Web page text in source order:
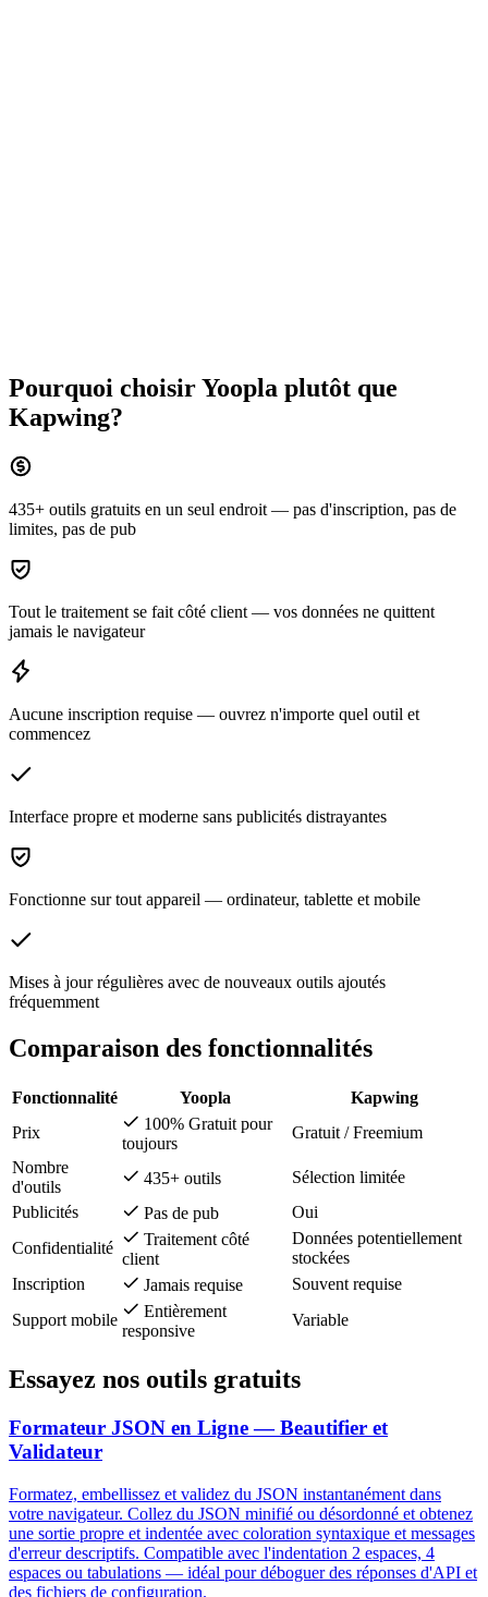
Pourquoi choisir Yoopla plutôt que
Kapwing?
435+ outils gratuits en un seul endroit — pas d'inscription, pas de
limites, pas de pub
Tout le traitement se fait côté client — vos données ne quittent
jamais le navigateur
Aucune inscription requise — ouvrez n'importe quel outil et
commencez
Interface propre et moderne sans publicités distrayantes
Fonctionne sur tout appareil — ordinateur, tablette et mobile
Mises à jour régulières avec de nouveaux outils ajoutés
fréquemment
Comparaison des fonctionnalités
Fonctionnalité Yoopla
Kapwing
Prix
100% Gratuit pour
toujours
Gratuit / Freemium
Nombre
d'outils
435+ outils
Sélection limitée
Publicités
Pas de pub
Oui
Confidentialité
Traitement côté
client
Données potentiellement
stockées
Inscription
Jamais requise
Souvent requise
Support mobile
Entièrement
responsive
Variable
Essayez nos outils gratuits
Formateur JSON en Ligne — Beautifier et
Validateur
Formatez, embellissez et validez du JSON instantanément dans
votre navigateur. Collez du JSON minifié ou désordonné et obtenez
une sortie propre et indentée avec coloration syntaxique et messages
d'erreur descriptifs. Compatible avec l'indentation 2 espaces, 4
espaces ou tabulations — idéal pour déboguer des réponses d'API et
des fichiers de configuration.